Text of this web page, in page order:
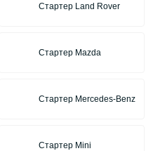
Стартер Land Rover
Стартер Mazda
Стартер Mercedes-Benz
Стартер Mini